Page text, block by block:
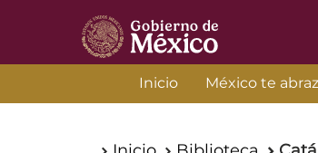
de
Inicio México te